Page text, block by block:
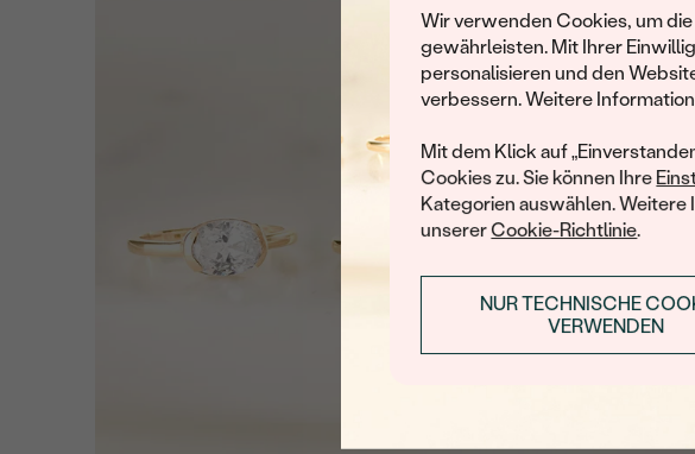
Wir verwenden Cookies, um
gewährleisten. Mit Ihrer
personalisieren und den
verbessern. Weitere
Mit dem Klick auf
Cookies zu. Sie können Ihre
Kategorien auswählen.
unsererCookie-Richtlinie.
NUR TECHNISCHE
VERWENDEN